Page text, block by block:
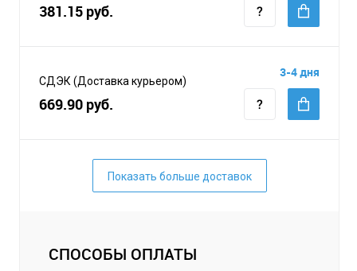
381.15 руб.
СДЭК (Доставка курьером)
669.90 руб.
3-4 дня
Показать больше доставок
СПОСОБЫ ОПЛАТЫ